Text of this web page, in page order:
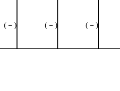
(－) (－) (－)